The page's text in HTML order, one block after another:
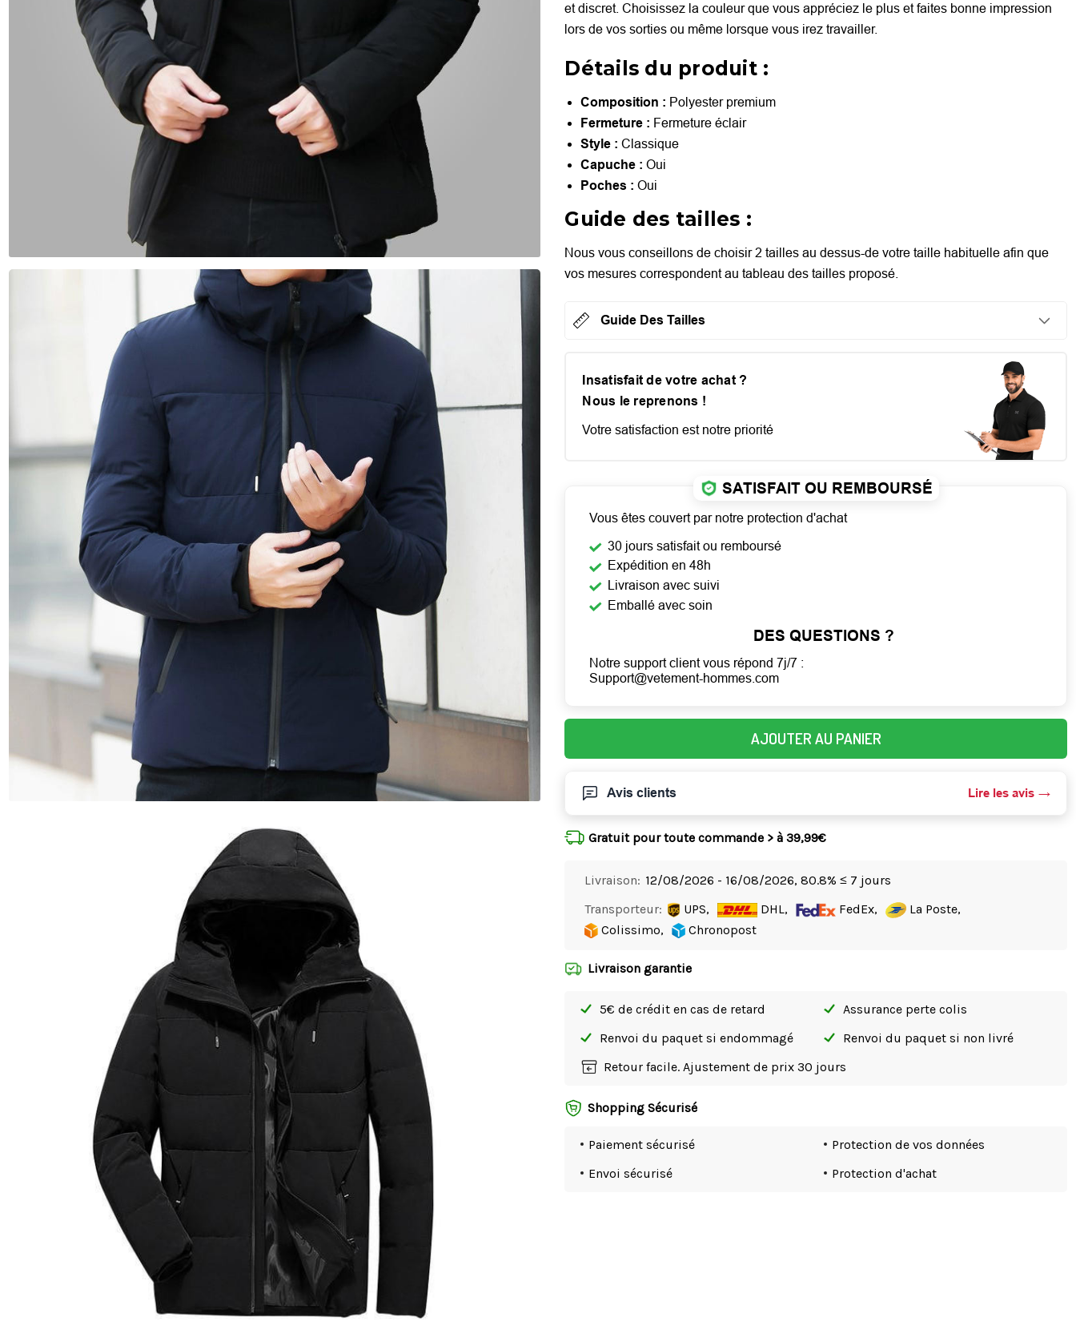
et discret. Choisissez la couleur que vous appréciez le plus et faites bonne impression
lors de vos sorties ou même lorsque vous irez travailler.
Détails du produit :
Composition : Polyester premium
Fermeture : Fermeture éclair
Style : Classique
Capuche : Oui
Poches : Oui
Guide des tailles :
Nous vous conseillons de choisir 2 tailles au dessus-de votre taille habituelle afin que
vos mesures correspondent au tableau des tailles proposé.
Guide Des Tailles
Insatisfait de votre achat ?
Nous le reprenons !
Votre satisfaction est notre priorité
SATISFAIT OU REMBOURSÉ
Vous êtes couvert par notre protection d'achat
30 jours satisfait ou remboursé
Expédition en 48h
Livraison avec suivi
Emballé avec soin
DES QUESTIONS ?
Notre support client vous répond 7j/7 :
Support@vetement-hommes.com
AJOUTER AU PANIER
Avis clients Lire les avis
Gratuit pour toute commande > à 39,99€
Livraison: 12/08/2026 - 16/08/2026,80.8% ≤ 7 jours
Transporteur:
UPS, DHL, FedEx,
La Poste,
Colissimo,
Chronopost
Livraison garantie
5€ de crédit en cas de retard
Assurance perte colis
Renvoi du paquet si endommagé
Renvoi du paquet si non livré
Retour facile. Ajustement de prix 30 jours
Shopping Sécurisé
Paiement sécurisé
Protection de vos données
Envoi sécurisé
Protection d'achat